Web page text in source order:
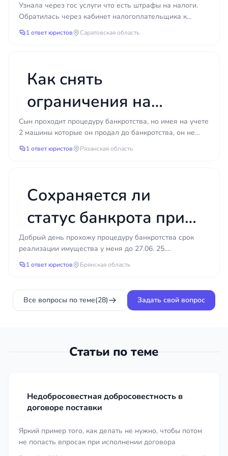
штрафы на налоги.
Обра
Узнала через гос услуги что есть штрафы на налоги.
Обратилась через кабинет налогоплательщика к
налоговой которая направила штрафы на
налоги.Попросила...
1 ответ юристов Саратовская область
Как снять
ограничения на
регистрационные
действия с
банкротстве сына?
Сын проходит процедуру банкротства, но имея на учете
2 машины которые он продал до банкротства, он не
может завершить банкротство, как снять с них огр...
1 ответ юристов Рязанская область
Сохраняется ли
статус банкрота при
продлении
реализации
имущества?
Добрый день прохожу процедуру банкротства срок
реализации имущества у меня до 27.06. 25.
Финансовый управляющий подал ходатайство о
продлении реализац...
1 ответ юристов Брянская область
Все вопросы по теме(28) Задать свой вопрос
Статьи по теме
Недобросовестная добросовестность в
договоре поставки
Яркий пример того, как делать не нужно, чтобы потом
не попасть впросак при исполнении договора